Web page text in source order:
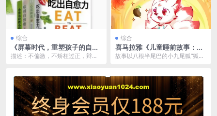
综合
《屏幕时代，重塑孩子的自控
力》不要任由电子屏幕控制孩
描述：不偏激，不矫枉过正，辩证
综合
喜马拉雅《儿童睡前故事：守
护兽狐小九 (1-4季) 》
故事以八根半尾巴的小九尾狐“狐小